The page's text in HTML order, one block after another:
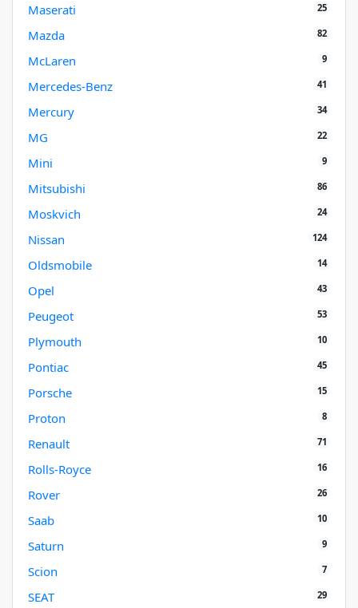
Maserati 25
Mazda 82
McLaren 9
Mercedes-Benz 41
Mercury 34
MG 22
Mini 9
Mitsubishi 86
Moskvich 24
Nissan 124
Oldsmobile 14
Opel 43
Peugeot 53
Plymouth 10
Pontiac 45
Porsche 15
Proton 8
Renault 71
Rolls-Royce 16
Rover 26
Saab 10
Saturn 9
Scion 7
SEAT 29